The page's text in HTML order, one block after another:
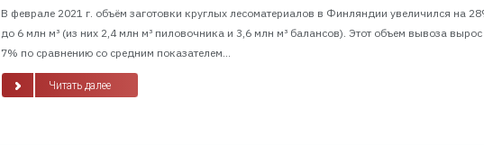
В феврале 2021 г. объём заготовки круглых лесоматериалов в Финляндии увеличился на
до 6 млн м³ (из них 2,4 млн м³ пиловочника и 3,6 млн м³ балансов). Этот объем вывоза
7% по сравнению со средним показателем...
Читать далее